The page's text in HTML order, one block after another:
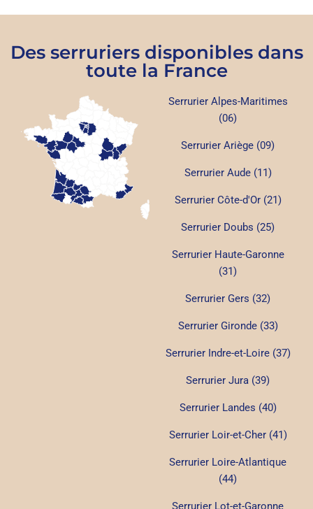
Des serruriers disponibles dans
toute la France
Serrurier Alpes-Maritimes
(06)
Serrurier Ariège (09)
Serrurier Aude (11)
Serrurier Côte-d'Or (21)
Serrurier Doubs (25)
Serrurier Haute-Garonne
(31)
Serrurier Gers (32)
Serrurier Gironde (33)
Serrurier Indre-et-Loire (37)
Serrurier Jura (39)
Serrurier Landes (40)
Serrurier Loir-et-Cher (41)
Serrurier Loire-Atlantique
(44)
Serrurier Lot-et-Garonne